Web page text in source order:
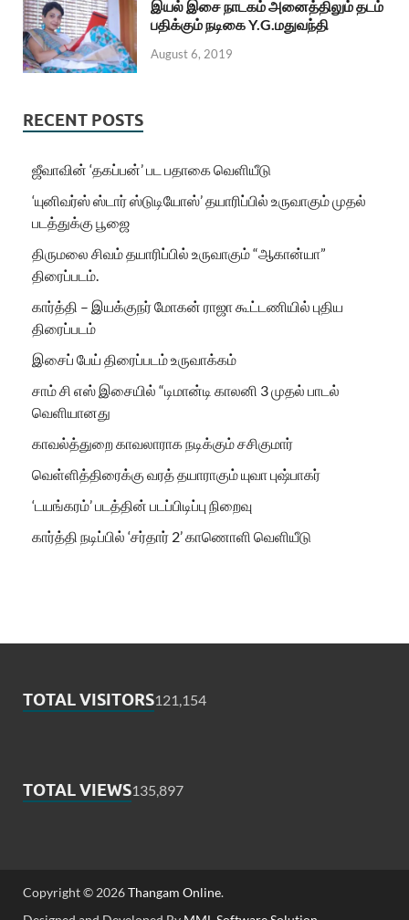
இயல் இசை நாடகம் அனைத்திலும் தடம்
பதிக்கும் நடிகை Y.G.மதுவந்தி
August 6, 2019
RECENT POSTS
ஜீவாவின் ‘தகப்பன்’ பட பதாகை வெளியீடு
‘யுனிவர்ஸ் ஸ்டார் ஸ்டுடியோஸ்’ தயாரிப்பில் உருவாகும் முதல்
படத்துக்கு பூஜை
திருமலை சிவம் தயாரிப்பில் உருவாகும் “ஆகான்யா”
திரைப்படம்.
கார்த்தி – இயக்குநர் மோகன் ராஜா கூட்டணியில் புதிய
திரைப்படம்
இசைப் பேய் திரைப்படம் உருவாக்கம்
சாம் சி எஸ் இசையில் “டிமான்டி காலனி 3 முதல் பாடல்
வெளியானது
காவல்த்துறை காவலாராக நடிக்கும் சசிகுமார்
வெள்ளித்திரைக்கு வரத் தயாராகும் யுவா புஷ்பாகர்
‘டயங்கரம்’ படத்தின் படப்பிடிப்பு நிறைவு
கார்த்தி நடிப்பில் ‘சர்தார் 2’ காணொளி வெளியீடு
TOTAL VISITORS121,154
TOTAL VIEWS135,897
Copyright © 2026Thangam Online.